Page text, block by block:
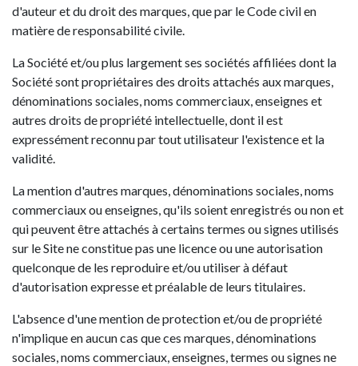
d'auteur et du droit des marques, que par le Code civil en
matière de responsabilité civile.
La Société et/ou plus largement ses sociétés affiliées dont la
Société sont propriétaires des droits attachés aux marques,
dénominations sociales, noms commerciaux, enseignes et
autres droits de propriété intellectuelle, dont il est
expressément reconnu par tout utilisateur l'existence et la
validité.
La mention d'autres marques, dénominations sociales, noms
commerciaux ou enseignes, qu'ils soient enregistrés ou non et
qui peuvent être attachés à certains termes ou signes utilisés
sur le Site ne constitue pas une licence ou une autorisation
quelconque de les reproduire et/ou utiliser à défaut
d'autorisation expresse et préalable de leurs titulaires.
L'absence d'une mention de protection et/ou de propriété
n'implique en aucun cas que ces marques, dénominations
sociales, noms commerciaux, enseignes, termes ou signes ne